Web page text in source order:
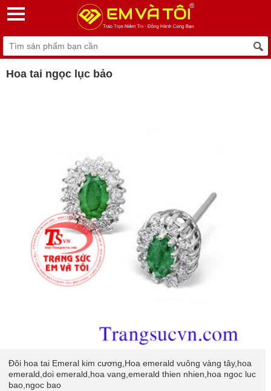
Hoa tai ngọc lục bảo
Đôi hoa tai Emeral kim cương,Hoa emerald vuông vàng tây,hoa
emerald,doi emerald,hoa vang,emerald thien nhien,hoa ngoc luc
bao,ngoc bao